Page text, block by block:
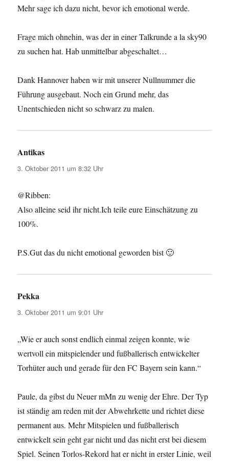
Mehr sage ich dazu nicht, bevor ich emotional werde.
Frage mich ohnehin, was der in einer Talkrunde a la sky90
zu suchen hat. Hab unmittelbar abgeschaltet…
Dank Hannover haben wir mit unserer Nullnummer die
Führung ausgebaut. Noch ein Grund mehr, das
Unentschieden nicht so schwarz zu malen.
Antikas
3. Oktober 2011 um 8:32 Uhr
@Ribben:
Also alleine seid ihr nicht.Ich teile eure Einschätzung zu
100%.
P.S.Gut das du nicht emotional geworden bist 🙂
Pekka
3. Oktober 2011 um 9:01 Uhr
„Wie er auch sonst endlich einmal zeigen konnte, wie
wertvoll ein mitspielender und fußballerisch entwickelter
Torhüter auch und gerade für den FC Bayern sein kann.“
Paule, da gibst du Neuer mMn zu wenig der Ehre. Der Typ
ist ständig am reden mit der Abwehrkette und richtet diese
permanent aus. Mehr Mitspielen und fußballerisch
entwickelt sein geht gar nicht und das nicht erst bei diesem
Spiel. Seinen Torlos-Rekord hat er nicht in erster Linie, weil